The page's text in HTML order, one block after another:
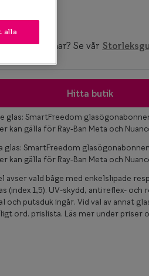
storlek du har? Se vår
Hitta butik
glas: SmartFreedom
kan gälla för Ray-Ban Meta och
glas: SmartFreedom
kan gälla för Ray-Ban Meta och
avser vald båge med enkelslipade
(index 1,5). UV-skydd, antireflex- och
och putsduk ingår. Vid val av annat
ord. prislista. Läs mer under priser
alla